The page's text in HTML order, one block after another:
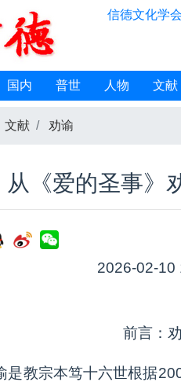
信德文化学
国内 普世 人物 文献
文献 劝谕
从《爱的圣事》
2026-02-10
前言：
是教宗本笃十六世根据